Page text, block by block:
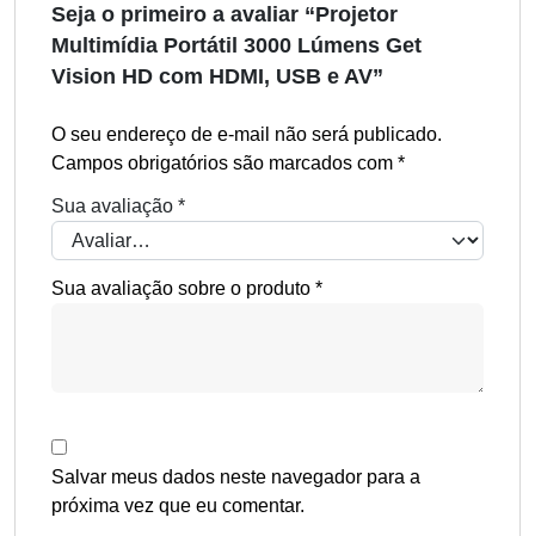
Seja o primeiro a avaliar “Projetor
Multimídia Portátil 3000 Lúmens Get
Vision HD com HDMI, USB e AV”
O seu endereço de e-mail não será publicado.
Campos obrigatórios são marcados com *
Sua avaliação *
Sua avaliação sobre o produto *
Salvar meus dados neste navegador para a
próxima vez que eu comentar.